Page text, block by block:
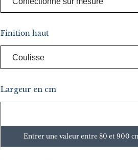
Finition haut
Largeur en cm
Entrer une valeur entre 80 et 900